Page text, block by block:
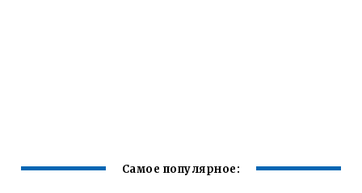
Самое популярное: